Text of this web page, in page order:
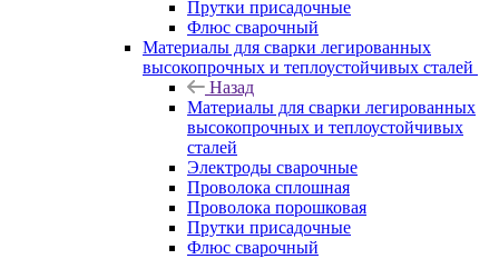
Прутки присадочные
Флюс сварочный
Материалы для сварки легированных
высокопрочных и теплоустойчивых сталей
Назад
Материалы для сварки легированных
высокопрочных и теплоустойчивых
сталей
Электроды сварочные
Проволока сплошная
Проволока порошковая
Прутки присадочные
Флюс сварочный